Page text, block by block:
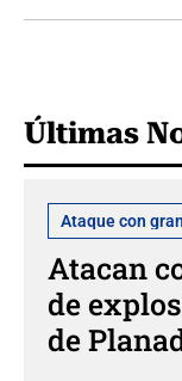
Últimas
Ataque con
Atacan
de
de